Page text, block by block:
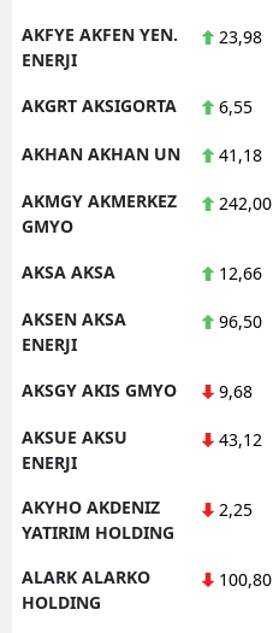
AKFYE AKFEN YEN.
ENERJI
23,98
AKGRT AKSIGORTA 6,55
AKHAN AKHAN UN 41,18
AKMGY AKMERKEZ
GMYO
242,00
AKSA AKSA 12,66
AKSEN AKSA
ENERJI
96,50
AKSGY AKIS GMYO 9,68
AKSUE AKSU
ENERJI
43,12
AKYHO AKDENIZ
YATIRIM HOLDING
2,25
ALARK ALARKO
HOLDING
100,80